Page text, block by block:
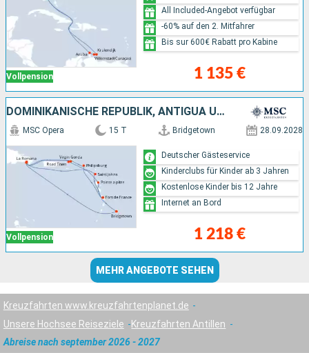
Vollpension 1 135 €
All Included-Angebot verfügbar
-60% auf den 2. Mitfahrer
Bis sur 600€ Rabatt pro Kabine
DOMINIKANISCHE REPUBLIK, ANTIGUA UND BARBUDA, BARBADOS
Vollpension
MSC Opera 15 T Bridgetown 28.09.2028
1 218 €
Deutscher Gästeservice
Kinderclubs für Kinder ab 3 Jahren
Kostenlose Kinder bis 12 Jahre
Internet an Bord
MEHR ANGEBOTE SEHEN
Kreuzfahrten www.kreuzfahrtenplanet.de
Unsere Hochsee Reiseziele
Kreuzfahrten Antillen
Abreise nach september 2026 - 2027